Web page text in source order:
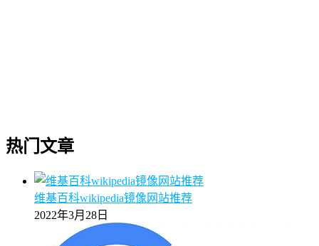
热门文章
维基百科wikipedia镜像网站推荐
2022年3月28日